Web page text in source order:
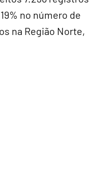
no número de
na Região Norte,